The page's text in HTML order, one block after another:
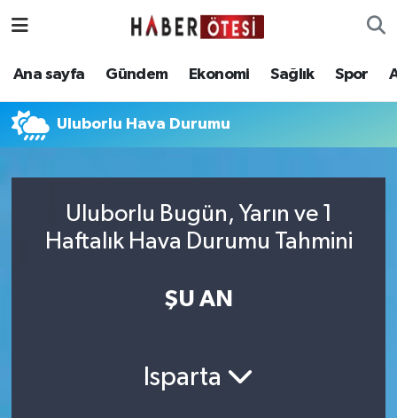
Ana sayfa Gündem Ekonomi Sağlık Spor
Uluborlu Hava Durumu
Uluborlu Bugün, Yarın ve 1
Haftalık Hava Durumu Tahmini
ŞU AN
Isparta
Ana sayfa
Sağlık
Spor
Eskişehir Nöbetçi Eczaneler
Eskişehir Trafik Yoğunluk Haritası
Süper Lig Puan Durumu ve Fikstür